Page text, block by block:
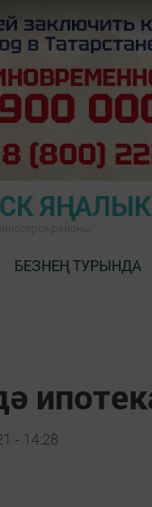
БЕЗНЕҢ ТУРЫНДА
- 14:28